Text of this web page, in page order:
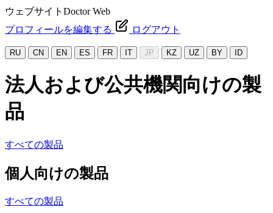
ウェブサイトDoctor Web
プロフィールを編集する
ログアウト
RU CN EN ES FR IT JP KZ UZ BY ID
法人および公共機関向けの製
品
すべての製品
個人向けの製品
すべての製品